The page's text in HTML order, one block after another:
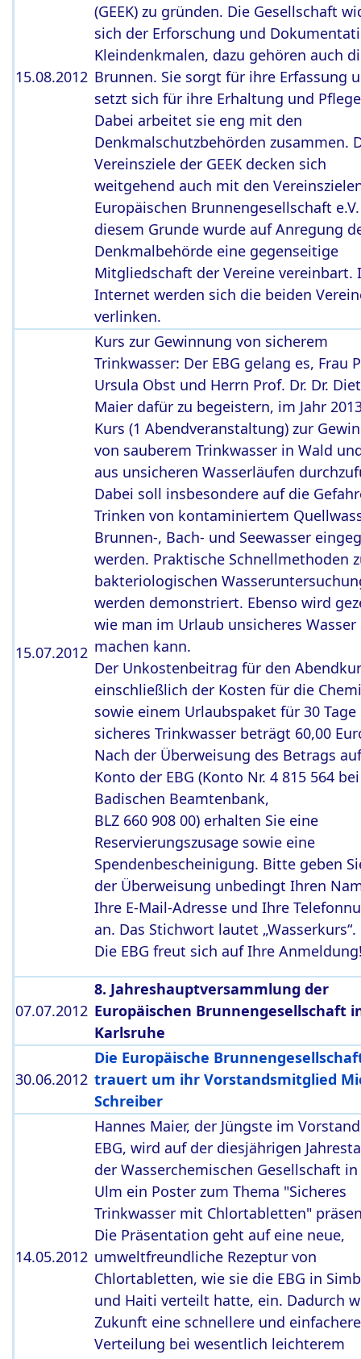
15.08.2012
(GEEK) zu gründen. Die Gesellschaft
sich der Erforschung und
Kleindenkmalen, dazu gehören auch
Brunnen. Sie sorgt für ihre Erfassung
setzt sich für ihre Erhaltung und
Dabei arbeitet sie eng mit den
Denkmalschutzbehörden zusammen.
Vereinsziele der GEEK decken sich
weitgehend auch mit den
Europäischen Brunnengesellschaft
diesem Grunde wurde auf Anregung
Denkmalbehörde eine gegenseitige
Mitgliedschaft der Vereine vereinbart.
Internet werden sich die beiden
verlinken.
15.07.2012
Kurs zur Gewinnung von sicherem
Trinkwasser: Der EBG gelang es, Frau
Ursula Obst und Herrn Prof. Dr. Dr.
Maier dafür zu begeistern, im Jahr
Kurs (1 Abendveranstaltung) zur
von sauberem Trinkwasser in Wald
aus unsicheren Wasserläufen
Dabei soll insbesondere auf die
Trinken von kontaminiertem
Brunnen-, Bach- und Seewasser
werden. Praktische Schnellmethoden
bakteriologischen
werden demonstriert. Ebenso wird
wie man im Urlaub unsicheres Wasser
machen kann.
Der Unkostenbeitrag für den
einschließlich der Kosten für die
sowie einem Urlaubspaket für 30 Tage
sicheres Trinkwasser beträgt 60,00
Nach der Überweisung des Betrags
Konto der EBG (Konto Nr. 4 815 564
Badischen Beamtenbank,
BLZ 660 908 00) erhalten Sie eine
Reservierungszusage sowie eine
Spendenbescheinigung. Bitte geben
der Überweisung unbedingt Ihren
Ihre E-Mail-Adresse und Ihre
an. Das Stichwort lautet „Wasserkurs“.
Die EBG freut sich auf Ihre
07.07.2012
8. Jahreshauptversammlung der
Europäischen Brunnengesellschaft
Karlsruhe
30.06.2012
Die Europäische
trauert um ihr Vorstandsmitglied
Schreiber
14.05.2012
Hannes Maier, der Jüngste im
EBG, wird auf der diesjährigen
der Wasserchemischen Gesellschaft
Ulm ein Poster zum Thema "Sicheres
Trinkwasser mit Chlortabletten"
Die Präsentation geht auf eine neue,
umweltfreundliche Rezeptur von
Chlortabletten, wie sie die EBG in
und Haiti verteilt hatte, ein. Dadurch
Zukunft eine schnellere und einfachere
Verteilung bei wesentlich leichterem